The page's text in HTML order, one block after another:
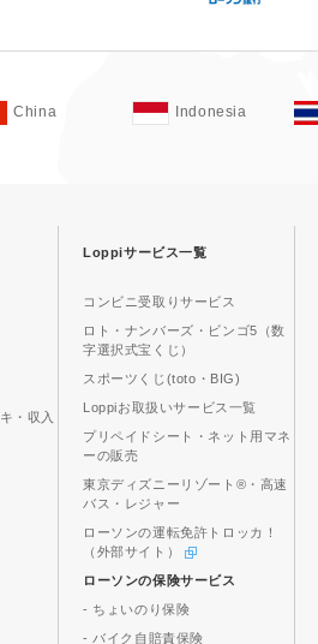
China Indonesia
・収入
Loppiサービス一覧
コンビニ受取りサービス
ロト・ナンバーズ・ビンゴ5（数
字選択式宝くじ）
スポーツくじ(toto・BIG)
Loppiお取扱いサービス一覧
プリペイドシート・ネット用マネ
ーの販売
東京ディズニーリゾート®・高速
バス・レジャー
ローソンの運転免許トロッカ！
（外部サイト）
ローソンの保険サービス
- ちょいのり保険
- バイク自賠責保険